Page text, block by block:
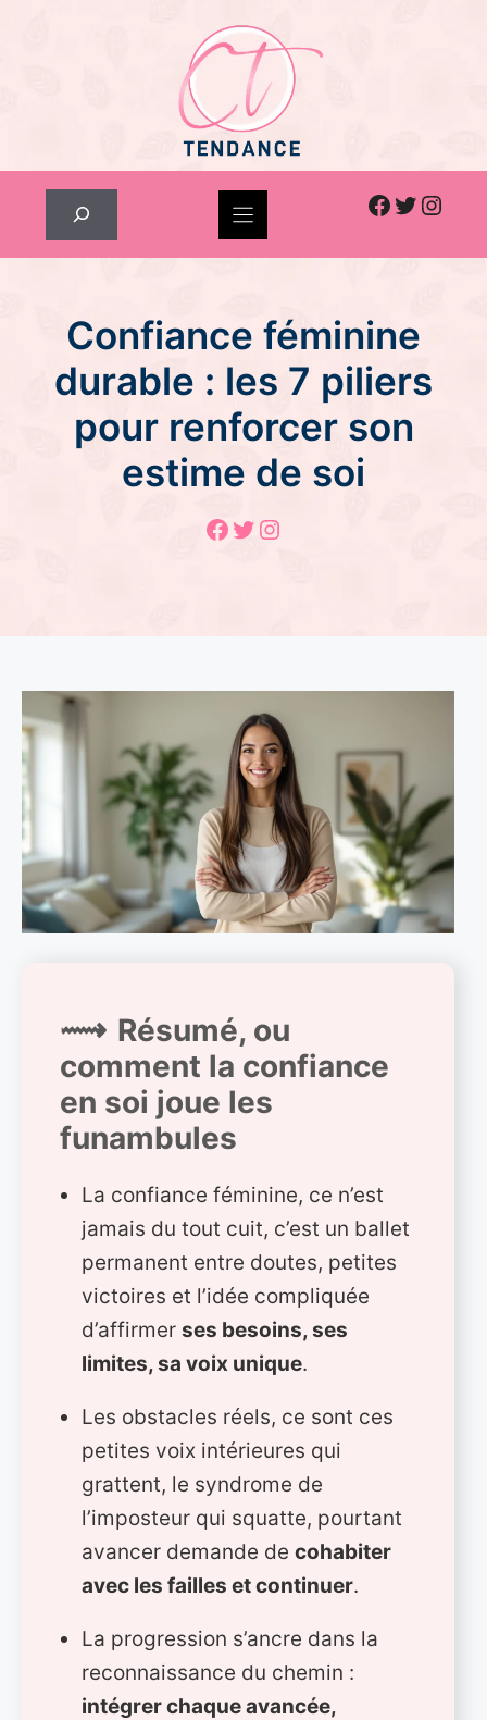
Facebook
Twitter
Confiance féminine
durable : les 7 piliers
pour renforcer son
estime de soi
Facebook
Twitter
Instagram
Résumé, ou
comment la confiance
en soi joue les
funambules
La confiance féminine, ce n’est
jamais du tout cuit, c’est un ballet
permanent entre doutes, petites
victoires et l’idée compliquée
d’affirmer ses besoins, ses
limites, sa voix unique.
Les obstacles réels, ce sont ces
petites voix intérieures qui
grattent, le syndrome de
l’imposteur qui squatte, pourtant
avancer demande de cohabiter
avec les failles et continuer.
La progression s’ancre dans la
reconnaissance du chemin :
intégrer chaque avancée,